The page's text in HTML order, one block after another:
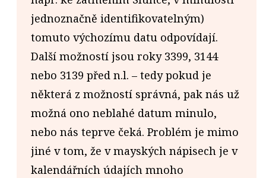
jednoznačně identifikovatelným)
tomuto výchozímu datu odpovídají.
Další možností jsou roky 3399, 3144
nebo 3139 před n.l. – tedy pokud je
některá z možností správná, pak nás už
možná ono neblahé datum minulo,
nebo nás teprve čeká. Problém je mimo
jiné v tom, že v mayských nápisech je v
kalendářních údajích mnoho